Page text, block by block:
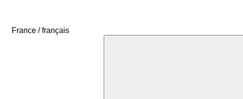
France / français